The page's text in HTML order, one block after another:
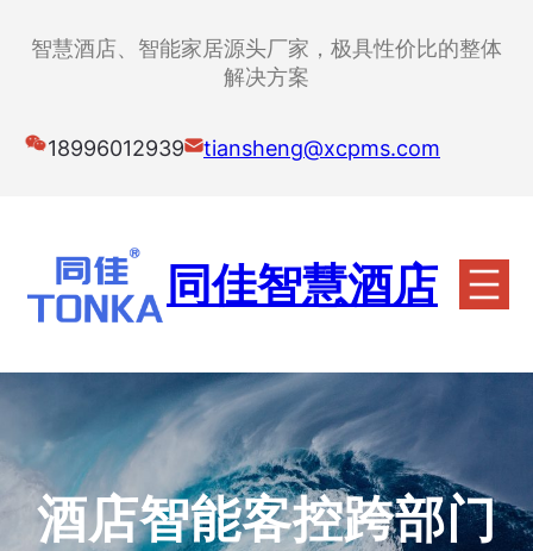
智慧酒店、智能家居源头厂家，极具性价比的整体
解决方案
18996012939 tiansheng@xcpms.com
同佳智慧酒店
酒店智能客控跨部门